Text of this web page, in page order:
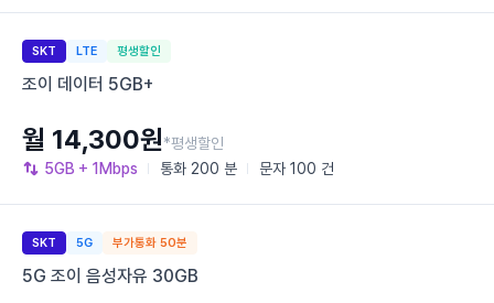
SKT LTE 평생할인
조이 데이터 5GB+
5GB + 1Mbps 통화 200 분 문자 100 건
월 14,300원*평생할인
SKT 5G 부가통화 50분
5G 조이 음성자유 30GB